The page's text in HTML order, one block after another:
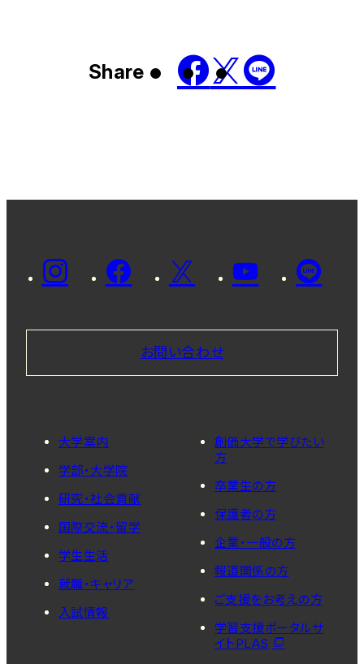
Share
お問い合わせ
大学案内
学部・大学院
研究・社会貢献
国際交流・留学
学生生活
就職・キャリア
入試情報
創価大学で学びたい
方
卒業生の方
保護者の方
企業・一般の方
報道関係の方
ご支援をお考えの方
学習支援ポータルサ
イトPLAS